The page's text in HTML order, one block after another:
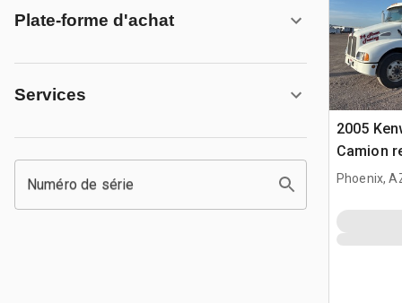
Plate-forme d'achat
Services
Numéro de série
2005
Camion
Phoenix,